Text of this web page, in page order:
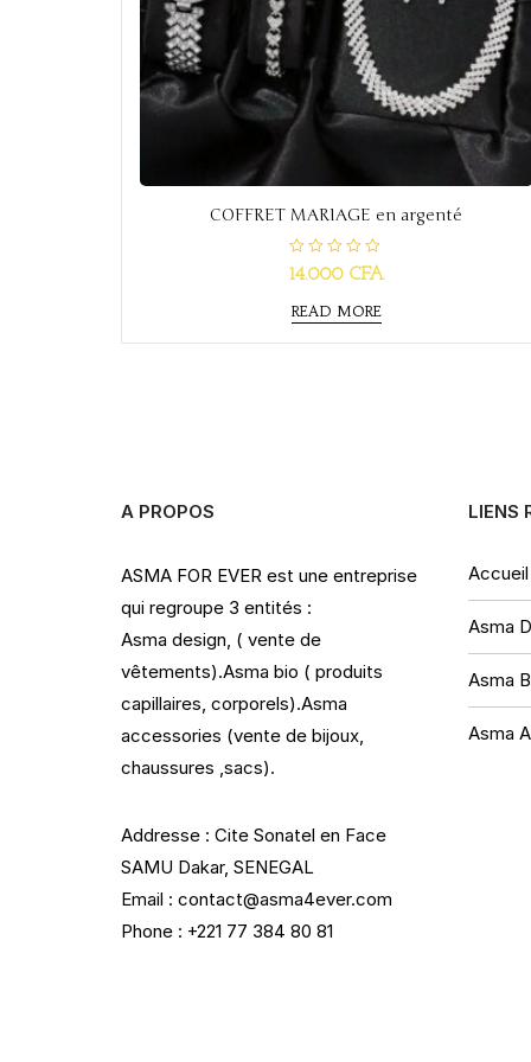
COFFRET MARIAGE en argenté
R
a
e
d
14.000 CFA
READ MORE
A PROPOS
ASMA FOR EVER est une entreprise
qui regroupe 3 entités :
Asma design, ( vente de
vêtements).Asma bio ( produits
capillaires, corporels).Asma
accessories (vente de bijoux,
chaussures ,sacs).
Addresse : Cite Sonatel en Face
SAMU Dakar, SENEGAL
Email : contact@asma4ever.com
Phone : +221 77 384 80 81
LIENS
Accueil
Asma
Asma
Asma